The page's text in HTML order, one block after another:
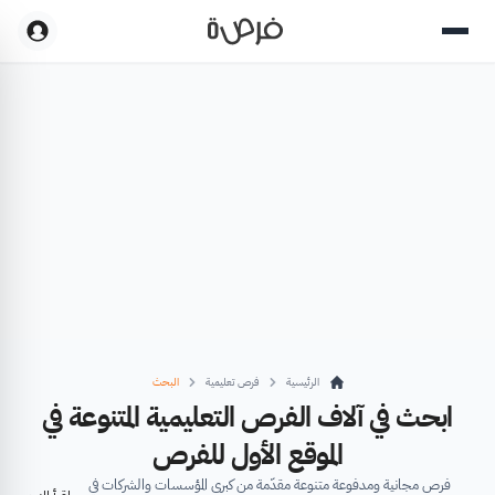
الرئيسية فرص تعليمية البحث
ابحث في آلاف الفرص التعليمية المتنوعة في
الموقع الأول للفرص
فرص مجانية ومدفوعة متنوعة مقدّمة من كبرى المؤسسات والشركات في